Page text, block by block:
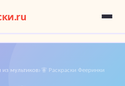
из мультиков›🧚 Раскраски Фееринки